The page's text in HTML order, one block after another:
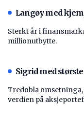
Langøy med
Sterkt år i
millionutbytte.
Sigrid med
Tredobla
verdien på